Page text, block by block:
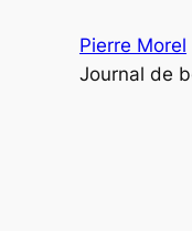
Pierre Morel
Journal de